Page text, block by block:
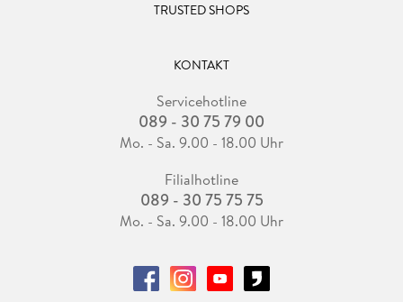
TRUSTED SHOPS
KONTAKT
Servicehotline
089 - 30 75 79 00
Mo. - Sa. 9.00 - 18.00 Uhr
Filialhotline
089 - 30 75 75 75
Mo. - Sa. 9.00 - 18.00 Uhr